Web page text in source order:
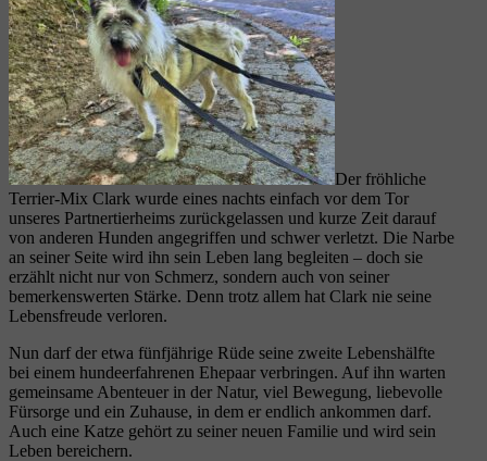
Der fröhliche
Terrier-Mix Clark wurde eines nachts einfach vor dem Tor
unseres Partnertierheims zurückgelassen und kurze Zeit darauf
von anderen Hunden angegriffen und schwer verletzt. Die Narbe
an seiner Seite wird ihn sein Leben lang begleiten – doch sie
erzählt nicht nur von Schmerz, sondern auch von seiner
bemerkenswerten Stärke. Denn trotz allem hat Clark nie seine
Lebensfreude verloren.
Nun darf der etwa fünfjährige Rüde seine zweite Lebenshälfte
bei einem hundeerfahrenen Ehepaar verbringen. Auf ihn warten
gemeinsame Abenteuer in der Natur, viel Bewegung, liebevolle
Fürsorge und ein Zuhause, in dem er endlich ankommen darf.
Auch eine Katze gehört zu seiner neuen Familie und wird sein
Leben bereichern.